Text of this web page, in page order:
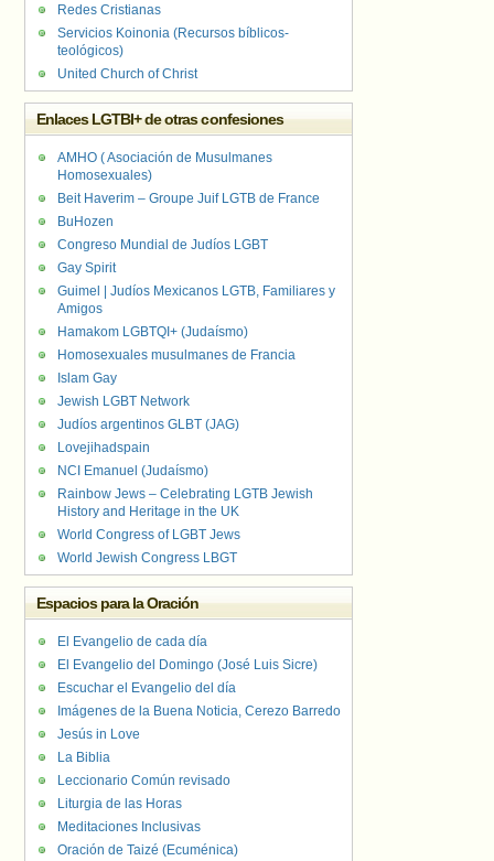
Redes Cristianas
Servicios Koinonia (Recursos bíblicos-
teológicos)
United Church of Christ
Enlaces LGTBI+ de otras confesiones
AMHO ( Asociación de Musulmanes
Homosexuales)
Beit Haverim – Groupe Juif LGTB de France
BuHozen
Congreso Mundial de Judíos LGBT
Gay Spirit
Guimel | Judíos Mexicanos LGTB, Familiares y
Amigos
Hamakom LGBTQI+ (Judaísmo)
Homosexuales musulmanes de Francia
Islam Gay
Jewish LGBT Network
Judíos argentinos GLBT (JAG)
Lovejihadspain
NCI Emanuel (Judaísmo)
Rainbow Jews – Celebrating LGTB Jewish
History and Heritage in the UK
World Congress of LGBT Jews
World Jewish Congress LBGT
Espacios para la Oración
El Evangelio de cada día
El Evangelio del Domingo (José Luis Sicre)
Escuchar el Evangelio del día
Imágenes de la Buena Noticia, Cerezo Barredo
Jesús in Love
La Biblia
Leccionario Común revisado
Liturgia de las Horas
Meditaciones Inclusivas
Oración de Taizé (Ecuménica)